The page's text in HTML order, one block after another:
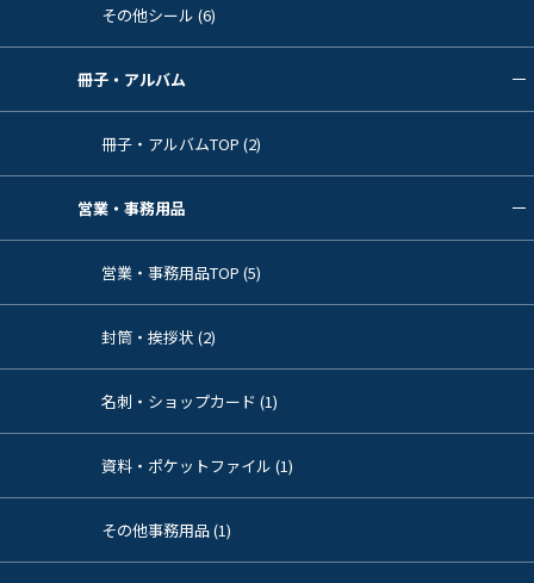
その他シール (6)
冊子・アルバム
冊子・アルバムTOP (2)
営業・事務用品
営業・事務用品TOP (5)
封筒・挨拶状 (2)
名刺・ショップカード (1)
資料・ポケットファイル (1)
その他事務用品 (1)